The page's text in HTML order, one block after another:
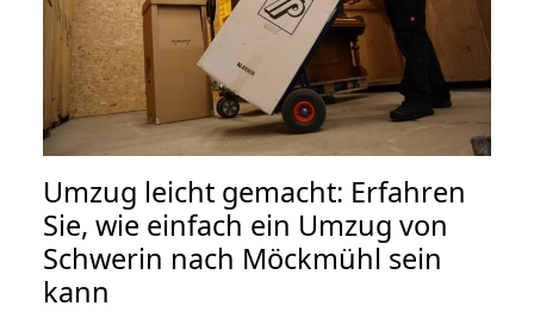
Umzug leicht gemacht: Erfahren
Sie, wie einfach ein Umzug von
Schwerin nach Möckmühl sein
kann